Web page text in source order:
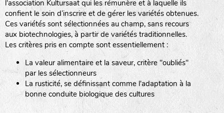
l'association Kultursaat qui les rémunère et à laquelle ils
confient le soin d’inscrire et de gérer les variétés obtenues.
Ces variétés sont sélectionnées au champ, sans recours
aux biotechnologies, à partir de variétés traditionnelles.
Les critères pris en compte sont essentiellement :
La valeur alimentaire et la saveur, critère "oubliés"
par les sélectionneurs
La rusticité, se définissant comme l'adaptation à la
bonne conduite biologique des cultures
www.grainesdelpais.com
JARDIN EN’VIE (JEV)
LA BOITE A GRAINES (LBAG)
Légumes racines
Plantes aromatiques